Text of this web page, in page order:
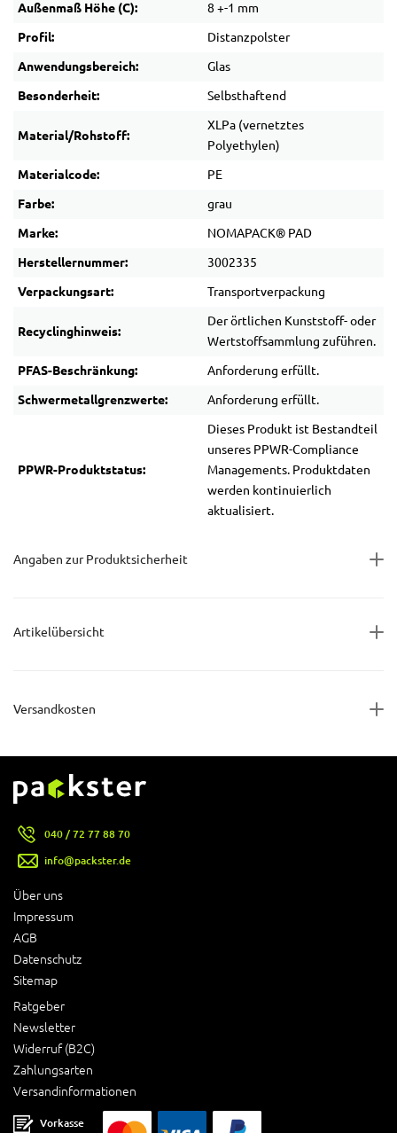
Außenmaß Höhe (C): 8 +-1 mm
Profil: Distanzpolster
Anwendungsbereich: Glas
Besonderheit: Selbsthaftend
Material/Rohstoff:
XLPa (vernetztes
Polyethylen)
Materialcode: PE
Farbe: grau
Marke: NOMAPACK® PAD
Herstellernummer: 3002335
Verpackungsart: Transportverpackung
Recyclinghinweis:
Der örtlichen Kunststoff- oder
Wertstoffsammlung zuführen.
PFAS-Beschränkung: Anforderung erfüllt.
Schwermetallgrenzwerte: Anforderung erfüllt.
PPWR-Produktstatus:
Dieses Produkt ist Bestandteil
unseres PPWR-Compliance
Managements. Produktdaten
werden kontinuierlich
aktualisiert.
Angaben zur Produktsicherheit
Artikelübersicht
Versandkosten
Über uns
Impressum
AGB
Datenschutz
Sitemap
Ratgeber
Newsletter
Widerruf (B2C)
Zahlungsarten
Versandinformationen
040 / 72 77 88 70
info@packster.de
Vorkasse